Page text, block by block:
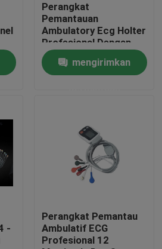
Perangkat
Pemantauan
Ambulatory Ecg Holter
Profesional Dengan
Mini Recorder Warna
Putih
mengirimkan
-
Perangkat Pemantau
Ambulatif ECG
Profesional 12